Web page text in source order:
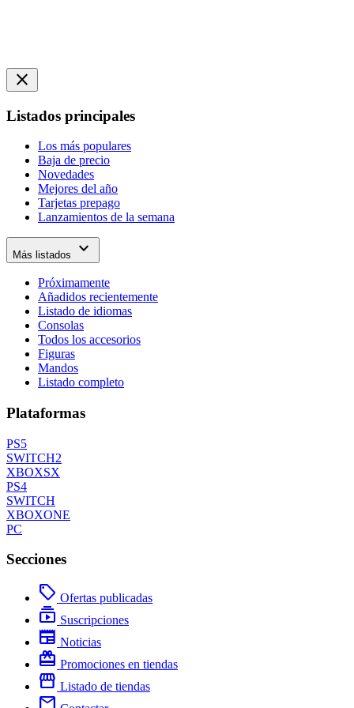
close
Listados principales
Los más populares
Baja de precio
Novedades
Mejores del año
Tarjetas prepago
Lanzamientos de la semana
Más listados expand_more
Próximamente
Añadidos recientemente
Listado de idiomas
Consolas
Todos los accesorios
Figuras
Mandos
Listado completo
Plataformas
PS5
SWITCH2
XBOXSX
PS4
SWITCH
XBOXONE
PC
Secciones
local_offer Ofertas publicadas
subscriptions Suscripciones
newspaper Noticias
redeem Promociones en tiendas
storefront Listado de tiendas
mail